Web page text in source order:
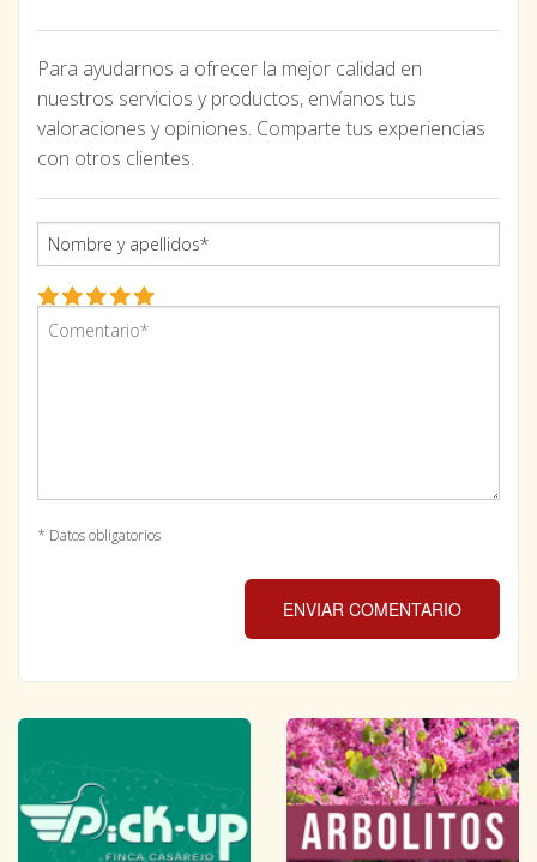
Para ayudarnos a ofrecer la mejor calidad en
nuestros servicios y productos, envíanos tus
valoraciones y opiniones. Comparte tus experiencias
con otros clientes.
* Datos obligatorios
ENVIAR COMENTARIO